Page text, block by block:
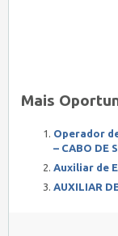
Mais
Operador
– CABO DE
Auxiliar de
AUXILIAR